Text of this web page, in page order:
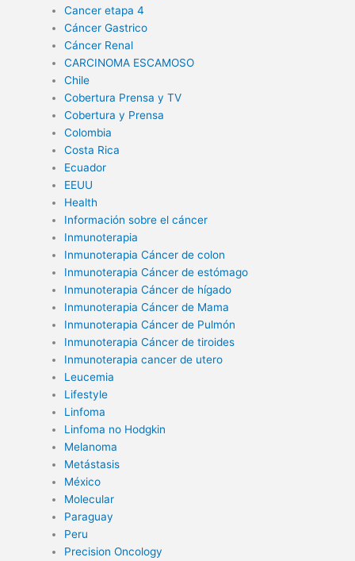
Cancer etapa 4
Cáncer Gastrico
Cáncer Renal
CARCINOMA ESCAMOSO
Chile
Cobertura Prensa y TV
Cobertura y Prensa
Colombia
Costa Rica
Ecuador
EEUU
Health
Información sobre el cáncer
Inmunoterapia
Inmunoterapia Cáncer de colon
Inmunoterapia Cáncer de estómago
Inmunoterapia Cáncer de hígado
Inmunoterapia Cáncer de Mama
Inmunoterapia Cáncer de Pulmón
Inmunoterapia Cáncer de tiroides
Inmunoterapia cancer de utero
Leucemia
Lifestyle
Linfoma
Linfoma no Hodgkin
Melanoma
Metástasis
México
Molecular
Paraguay
Peru
Precision Oncology